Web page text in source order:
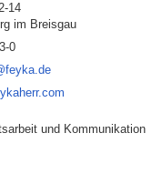
14
im Breisgau
0
und Kommunikation